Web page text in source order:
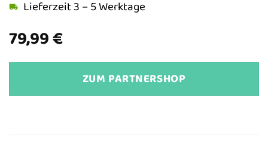
79,99€
Lieferzeit 3 – 5 Werktage
ZUM PARTNERSHOP